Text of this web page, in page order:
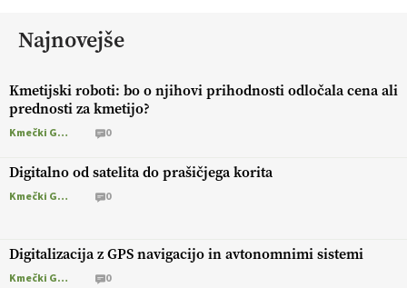
Najnovejše
Kmetijski roboti: bo o njihovi prihodnosti odločala cena ali
prednosti za kmetijo?
Kmečki Glas 0
Digitalno od satelita do prašičjega korita
Kmečki Glas 0
Digitalizacija z GPS navigacijo in avtonomnimi sistemi
Kmečki Glas 0